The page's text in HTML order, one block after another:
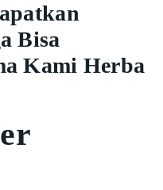
Bisa
Kami Herba